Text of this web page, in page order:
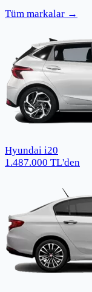
Tüm markalar →
Hyundai i20
1.487.000 TL'den